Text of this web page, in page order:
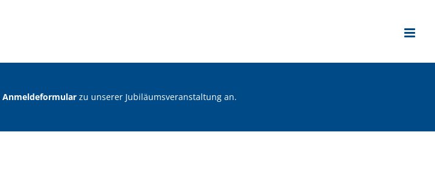
Anmeldeformularzu unserer Jubiläumsveranstaltung an.